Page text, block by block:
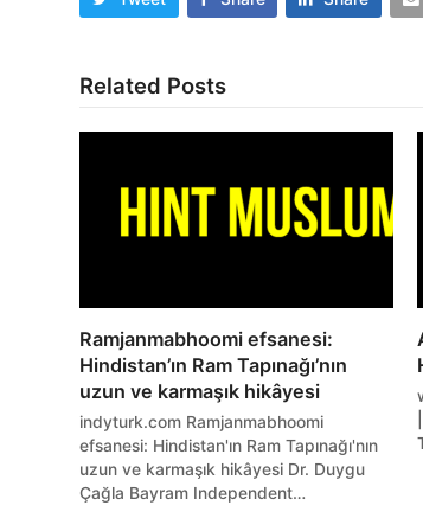
Related Posts
Ramjanmabhoomi efsanesi:
Hindistan’ın Ram Tapınağı’nın
uzun ve karmaşık hikâyesi
indyturk.com Ramjanmabhoomi
efsanesi: Hindistan'ın Ram Tapınağı'nın
uzun ve karmaşık hikâyesi Dr. Duygu
Çağla Bayram Independent…